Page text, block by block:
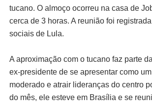
tucano. O almoço ocorreu na casa de
cerca de 3 horas. A reunião foi
sociais de Lula.
A aproximação com o tucano faz parte
ex-presidente de se apresentar como
moderado e atrair lideranças do centro
do mês, ele esteve em Brasília e se